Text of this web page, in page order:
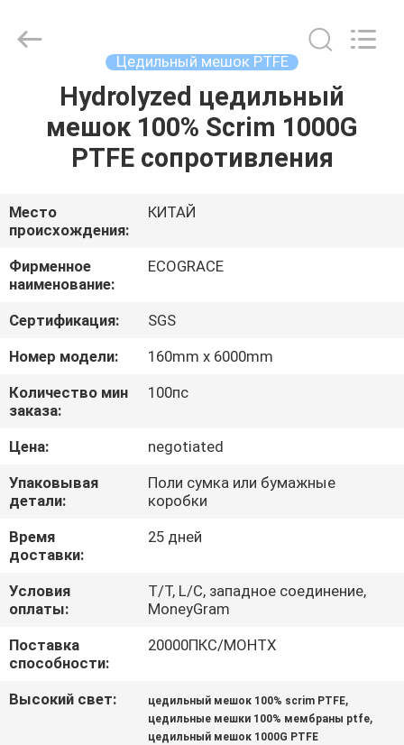
ПРОДУКТЫ
О
НАС
ПУТЕШЕСТВИЕ
ФАБРИКИ
ПРОВЕРКА
КАЧЕСТВА
СВЯЖИТЕСЬ
МЫ
НОВОСТИ
СПРОСИТЕ
ЦИТАТУ
КАРТА
ENVIROTECH
CO.,LTD.
Цедильный мешок PTFE
Hydrolyzed цедильный
мешок 100% Scrim 1000G
PTFE сопротивления
Место
происхождения:
КИТАЙ
Фирменное
наименование:
ECOGRACE
Сертификация:
SGS
Номер модели:
160mm x 6000mm
Количество мин
заказа:
100пс
Цена:
negotiated
Упаковывая
детали:
Поли сумка или бумажные
коробки
Время
доставки:
25 дней
Условия
оплаты:
T/T, L/C, западное соединение,
MoneyGram
Поставка
способности:
20000ПКС/МОНТХ
Высокий свет: цедильный мешок 100% scrim PTFE,
цедильные мешки 100% мембраны ptfe,
цедильный мешок 1000G PTFE